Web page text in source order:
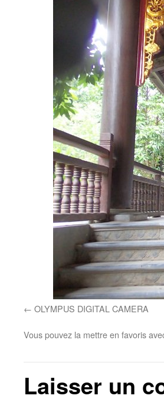
OLYMPUS DIGITAL CAMERA
Vous pouvez la mettre en favoris
Laisser un